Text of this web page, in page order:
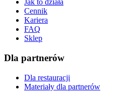
Jak to działa
Cennik
Kariera
FAQ
Sklep
Dla partnerów
Dla restauracji
Materiały dla partnerów